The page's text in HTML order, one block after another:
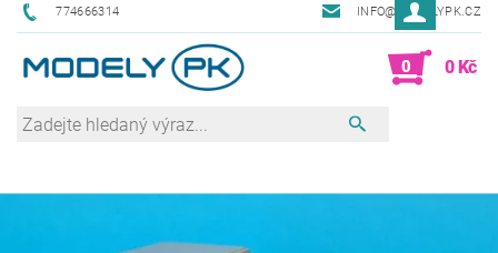
774666314 INFO@MODELYPK.CZ
0 0 Kč